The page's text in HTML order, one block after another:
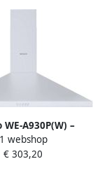
A930P(W) –
Afzuigkap 90
– 680 m³ h – LED
1 webshop
€ 303,20